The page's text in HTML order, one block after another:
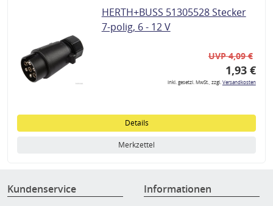
HERTH+BUSS 51305528 Stecker
7-polig, 6 - 12 V
UVP 4,09 €
1,93 €
inkl. gesetzl. MwSt., zzgl.Versandkosten
Details
Merkzettel
Kundenservice Informationen